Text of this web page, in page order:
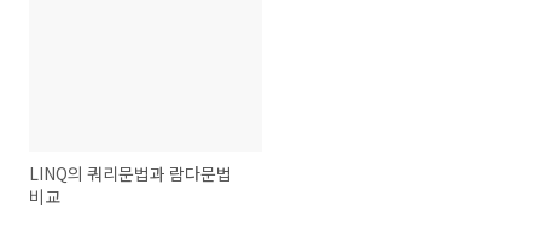
LINQ의 쿼리문법과 람다문법
비교